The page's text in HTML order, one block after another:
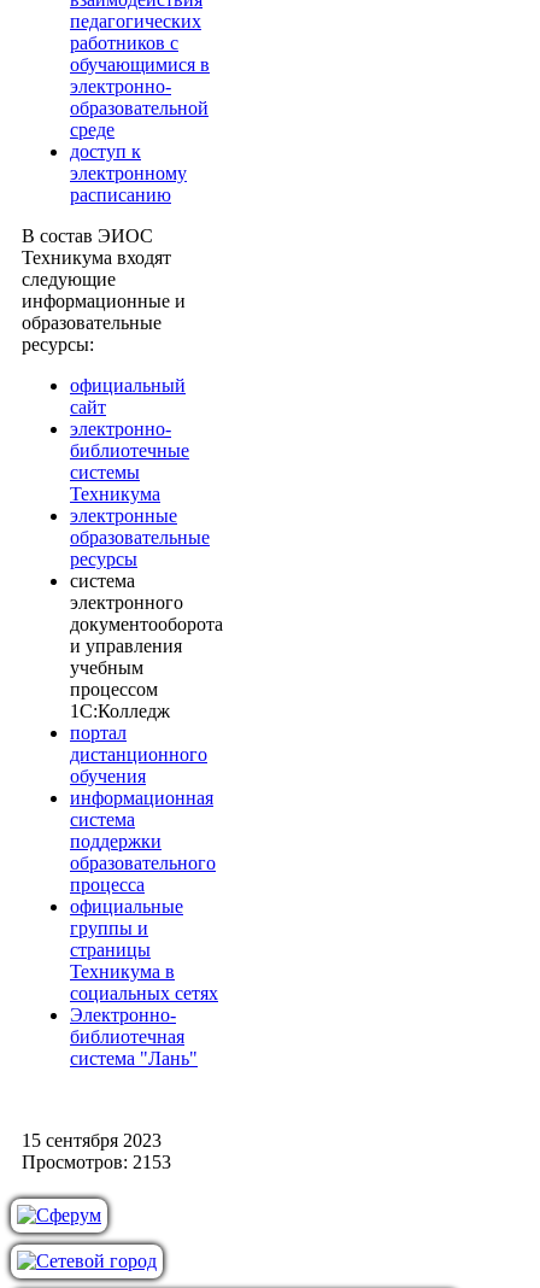
15 сентября 2023
Просмотров: 2153
педагогических
работников с
обучающимися в
электронно-
образовательной
среде
доступ к
электронному
расписанию
В состав ЭИОС
Техникума входят
следующие
информационные и
образовательные
ресурсы:
официальный
сайт
электронно-
библиотечные
системы
Техникума
электронные
образовательные
ресурсы
система
электронного
документооборота
и управления
учебным
процессом
1С:Колледж
портал
дистанционного
обучения
информационная
система
поддержки
образовательного
процесса
официальные
группы и
страницы
Техникума в
социальных сетях
Электронно-
библиотечная
система "Лань"